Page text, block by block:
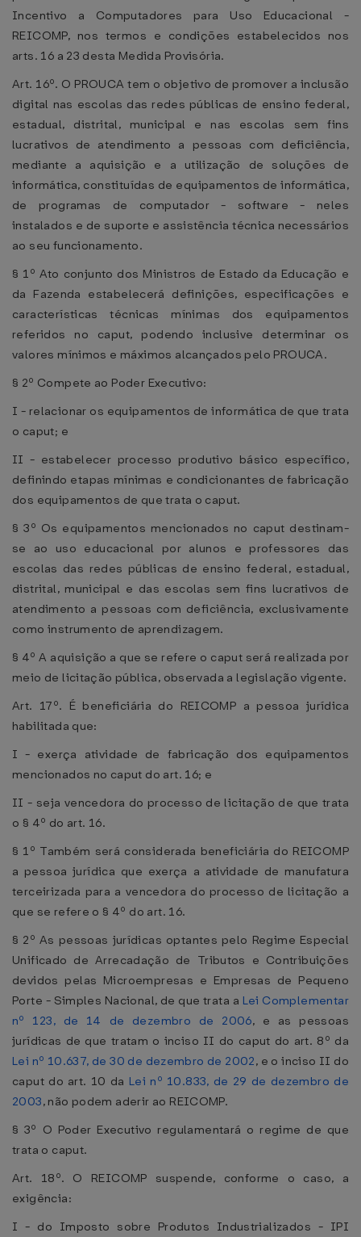
Incentivo a Computadores para Uso Educacional -
REICOMP, nos termos e condições estabelecidos nos
arts. 16 a 23 desta Medida Provisória.
Art. 16º. O PROUCA tem o objetivo de promover a inclusão
digital nas escolas das redes públicas de ensino federal,
estadual, distrital, municipal e nas escolas sem fins
lucrativos de atendimento a pessoas com deficiência,
mediante a aquisição e a utilização de soluções de
informática, constituídas de equipamentos de informática,
de programas de computador - software - neles
instalados e de suporte e assistência técnica necessários
ao seu funcionamento.
§ 1º Ato conjunto dos Ministros de Estado da Educação e
da Fazenda estabelecerá definições, especificações e
características técnicas mínimas dos equipamentos
referidos no caput, podendo inclusive determinar os
valores mínimos e máximos alcançados pelo PROUCA.
§ 2º Compete ao Poder Executivo:
I - relacionar os equipamentos de informática de que trata
o caput; e
II - estabelecer processo produtivo básico específico,
definindo etapas mínimas e condicionantes de fabricação
dos equipamentos de que trata o caput.
§ 3º Os equipamentos mencionados no caput destinam-
se ao uso educacional por alunos e professores das
escolas das redes públicas de ensino federal, estadual,
distrital, municipal e das escolas sem fins lucrativos de
atendimento a pessoas com deficiência, exclusivamente
como instrumento de aprendizagem.
§ 4º A aquisição a que se refere o caput será realizada por
meio de licitação pública, observada a legislação vigente.
Art. 17º. É beneficiária do REICOMP a pessoa jurídica
habilitada que:
I - exerça atividade de fabricação dos equipamentos
mencionados no caput do art. 16; e
II - seja vencedora do processo de licitação de que trata
o § 4º do art. 16.
§ 1º Também será considerada beneficiária do REICOMP
a pessoa jurídica que exerça a atividade de manufatura
terceirizada para a vencedora do processo de licitação a
que se refere o § 4º do art. 16.
§ 2º As pessoas jurídicas optantes pelo Regime Especial
Unificado de Arrecadação de Tributos e Contribuições
devidos pelas Microempresas e Empresas de Pequeno
Porte - Simples Nacional, de que trata a Lei Complementar
nº 123, de 14 de dezembro de 2006, e as pessoas
jurídicas de que tratam o inciso II do caput do art. 8º da
Lei nº 10.637, de 30 de dezembro de 2002, e o inciso II do
caput do art. 10 da Lei nº 10.833, de 29 de dezembro de
2003, não podem aderir ao REICOMP.
§ 3º O Poder Executivo regulamentará o regime de que
trata o caput.
Art. 18º. O REICOMP suspende, conforme o caso, a
exigência:
I - do Imposto sobre Produtos Industrializados - IPI